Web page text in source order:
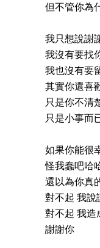
但不管你為
我只想說謝
我沒有要找
我也沒有要
其實你還喜
只是你不清
只是小事而
如果你能很
怪我蠢吧哈
還以為你真
對不起 我說
對不起 我造
謝謝你